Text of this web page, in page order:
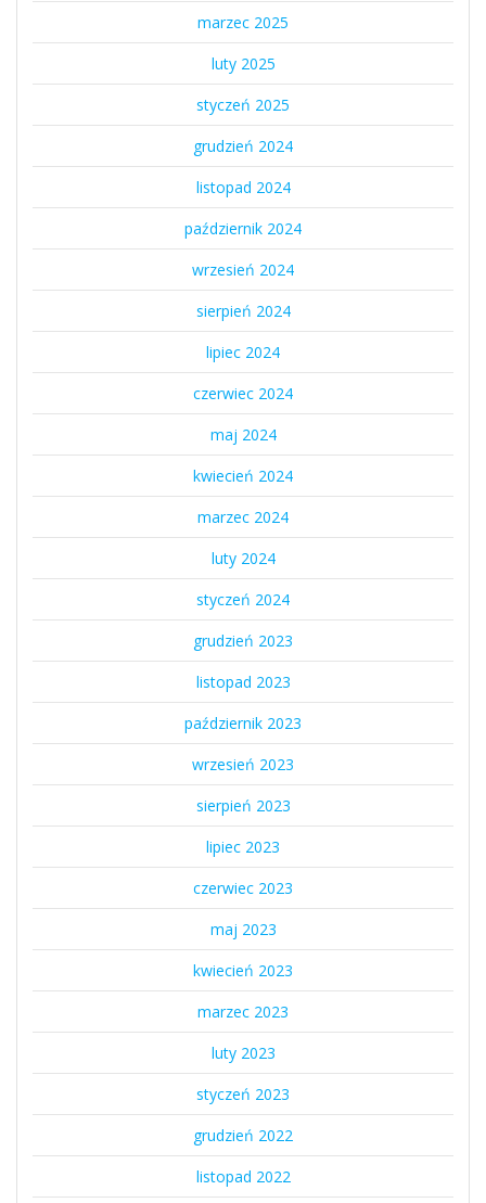
marzec 2025
luty 2025
styczeń 2025
grudzień 2024
listopad 2024
październik 2024
wrzesień 2024
sierpień 2024
lipiec 2024
czerwiec 2024
maj 2024
kwiecień 2024
marzec 2024
luty 2024
styczeń 2024
grudzień 2023
listopad 2023
październik 2023
wrzesień 2023
sierpień 2023
lipiec 2023
czerwiec 2023
maj 2023
kwiecień 2023
marzec 2023
luty 2023
styczeń 2023
grudzień 2022
listopad 2022